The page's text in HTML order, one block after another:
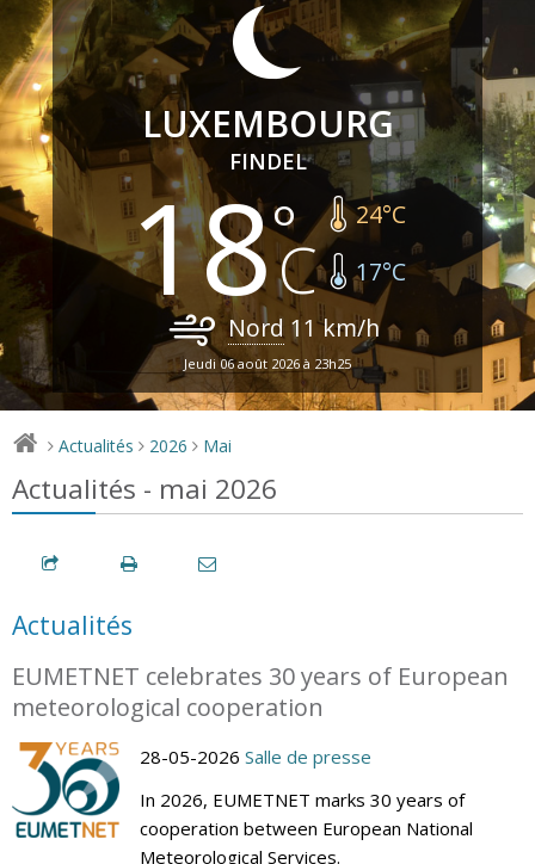
LUXEMBOURG
FINDEL
18 24°C
17°C
Nord 11km/h
Jeudi 06 août 2026 à 23h25
> Actualités > 2026 > Mai
Actualités - mai 2026
Actualités
EUMETNET celebrates 30 years of European
meteorological cooperation
28-05-2026 Salle de presse
In 2026, EUMETNET marks 30 years of
cooperation between European National
Meteorological Services.